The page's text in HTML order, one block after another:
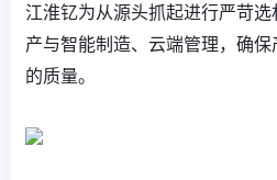
江淮钇为从源头抓起进行严苛
产与智能制造、云端管理，确
的质量。